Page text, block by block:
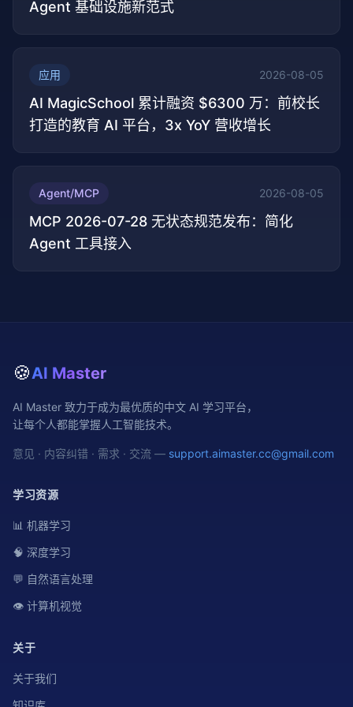
Agent 基础设施新范式
应用 2026-08-05
AI MagicSchool 累计融资 $6300 万：前校长
打造的教育 AI 平台，3x YoY 营收增长
Agent/MCP 2026-08-05
MCP 2026-07-28 无状态规范发布：简化
Agent 工具接入
🍪AI Master
AI Master 致力于成为最优质的中文 AI 学习平台，
让每个人都能掌握人工智能技术。
意见 · 内容纠错 · 需求 · 交流 — support.aimaster.cc@gmail.com
学习资源
📊 机器学习
🧠 深度学习
💬 自然语言处理
👁️ 计算机视觉
关于
关于我们